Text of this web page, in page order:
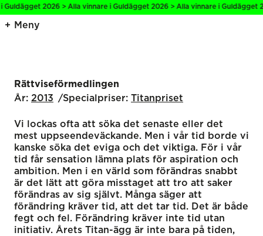
2026 > Alla vinnare i Guldägget 2026 > Alla vinnare i
Meny
Rättviseförmedlingen
År: 2013 Specialpriser: Titanpriset
Vi lockas ofta att söka det senaste eller det
mest uppseendeväckande. Men i vår tid borde vi
kanske söka det eviga och det viktiga. För i vår
tid får sensation lämna plats för aspiration och
ambition. Men i en värld som förändras snabbt
är det lätt att göra misstaget att tro att saker
förändras av sig självt. Många säger att
förändring kräver tid, att det tar tid. Det är både
fegt och fel. Förändring kräver inte tid utan
initiativ. Årets Titan-ägg är inte bara på tiden,